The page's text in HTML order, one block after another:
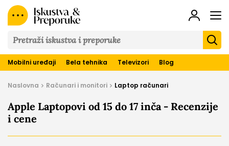
&
Preporuke
Mobilni uređaji Bela tehnika Televizori Blog
Naslovna Računari i monitori Laptop računari
Apple Laptopovi od 15 do 17 inča - Recenzije
i cene